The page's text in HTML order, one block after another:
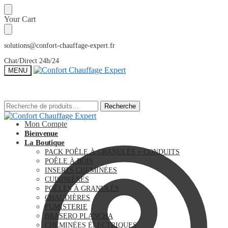
Sauter
à
la
navigation
Skip
to
content
Your Cart
solutions@confort-chauffage-expert.fr
Chat/Direct 24h/24
MENU
Recherche
pour :
Recherche
Mon Compte
Recherche
pour :
Recherche
Bienvenue
La Boutique
PACK POÊLE À GRANULÉS + CONDUITS
POÊLE À BOIS
INSERTS CHEMINÉES
CUISINIÈRES
POÊLES À GRANULÉS
CHAUDIÈRES
FUMISTERIE
BRASERO PLANCHA
CHEMINÉES ÉLECTRIQUES